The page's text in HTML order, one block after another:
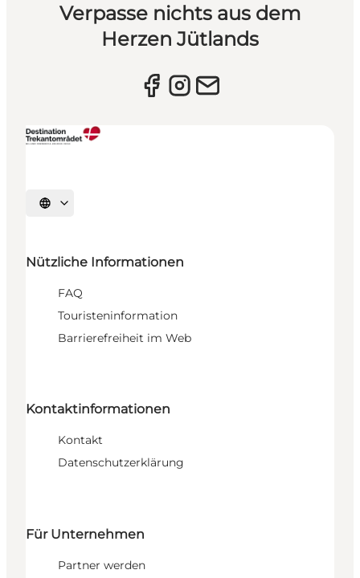
Verpasse nichts aus dem
Herzen Jütlands
Sprache auswählen
Nützliche Informationen
FAQ
Touristeninformation
Barrierefreiheit im Web
Kontaktinformationen
Kontakt
Datenschutzerklärung
Für Unternehmen
Partner werden